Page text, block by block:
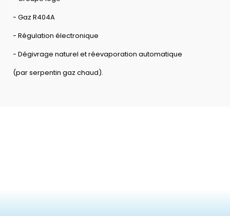
- Gaz R404A
- Régulation électronique
- Dégivrage naturel et réevaporation automatique
(par serpentin gaz chaud).